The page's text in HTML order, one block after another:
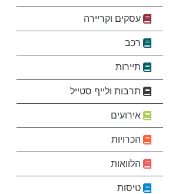
עסקים וקריירה
רכב
תיירות
תרבות ולייף סטייל
אירועים
הכרויות
הלוואות
טיסות